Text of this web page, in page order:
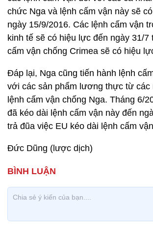
chức Nga và lệnh cấm vận này sẽ
ngày 15/9/2016. Các lệnh cấm vận
kinh tế sẽ có hiệu lực đến ngày 31/7
cấm vận chống Crimea sẽ có hiệu
Đáp lại, Nga cũng tiến hành lệnh
với các sản phẩm lương thực từ các
lệnh cấm vận chống Nga. Tháng 6/
đã kéo dài lệnh cấm vận này đến
trả đũa việc EU kéo dài lệnh cấm
Đức Dũng (lược dịch)